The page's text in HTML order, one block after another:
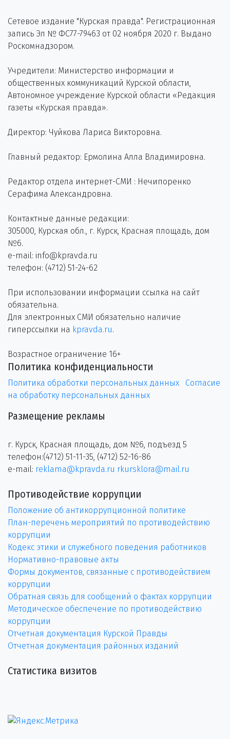
Сетевое издание "Курская правда". Регистрационная
запись Эл № ФС77-79463 от 02 ноября 2020 г. Выдано
Роскомнадзором.
Учредители: Министерство информации и
общественных коммуникаций Курской области,
Автономное учреждение Курской области «Редакция
газеты «Курская правда».
Директор: Чуйкова Лариса Викторовна.
Главный редактор: Ермолина Алла Владимировна.
Редактор отдела интернет-СМИ : Нечипоренко
Серафима Александровна.
Контактные данные редакции:
305000, Курская обл., г. Курск, Красная площадь, дом
№6.
e-mail: info@kpravda.ru
телефон: (4712) 51-24-62
При использовании информации ссылка на сайт
обязательна.
Для электронных СМИ обязательно наличие
гиперссылки на kpravda.ru.
Возрастное ограничение 16+
Политика конфиденциальности
Политика обработки персональных данных
Согласие
на обработку персональных данных
Размещение рекламы
г. Курск, Красная площадь, дом №6, подъезд 5
телефон:(4712) 51-11-35, (4712) 52-16-86
e-mail: reklama@kpravda.ru rkursklora@mail.ru
Противодействие коррупции
Положение об антикоррупционной политике
План-перечень мероприятий по противодействию
коррупции
Кодекс этики и служебного поведения работников
Нормативно-правовые акты
Формы документов, связанные с противодействием
коррупции
Обратная связь для сообщений о фактах коррупции
Методическое обеспечение по противодействию
коррупции
Отчетная документация Курской Правды
Отчетная документация районных изданий
Статистика визитов